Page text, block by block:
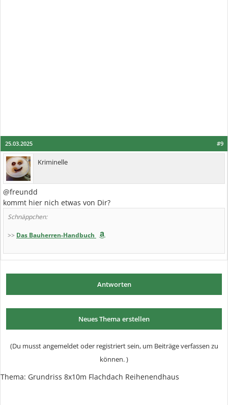
#9
25.03.2025
Kriminelle
@freundd
kommt hier nich etwas von Dir?
Schnäppchen:
>> Das Bauherren-Handbuch
Antworten
Neues Thema erstellen
(Du musst angemeldet oder registriert sein, um Beiträge verfassen zu
können. )
Thema: Grundriss 8x10m Flachdach Reihenendhaus